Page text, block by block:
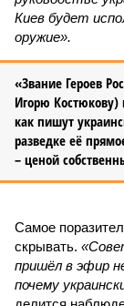
Киев будет
оружие».
«Звание Героев
Игорю
как пишут
разведке её
– ценой
Самое
скрывать.
пришёл в эфир
почему